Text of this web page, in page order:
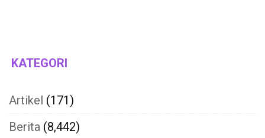
KATEGORI
Artikel (171)
Berita (8,442)